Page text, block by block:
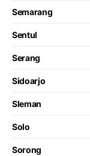
Semarang
Sentul
Serang
Sidoarjo
Sleman
Solo
Sorong